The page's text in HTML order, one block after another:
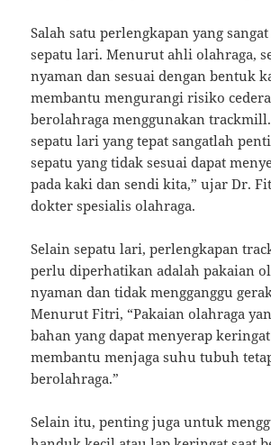
Salah satu perlengkapan yang
sepatu lari. Menurut ahli olahraga,
nyaman dan sesuai dengan bentuk
membantu mengurangi risiko
berolahraga menggunakan
sepatu lari yang tepat sangatlah
sepatu yang tidak sesuai dapat
pada kaki dan sendi kita,” ujar Dr.
dokter spesialis olahraga.
Selain sepatu lari, perlengkapan
perlu diperhatikan adalah pakaian
nyaman dan tidak mengganggu
Menurut Fitri, “Pakaian olahraga
bahan yang dapat menyerap
membantu menjaga suhu tubuh
berolahraga.”
Selain itu, penting juga untuk